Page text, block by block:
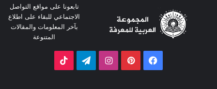
تابعونا على مواقع التواصل
الاجتماعي للبقاء على اطلاع
بآخر المعلومات والمقالات
المتنوعة
فيسبوك بينتيريستانستقرامتيلقرام